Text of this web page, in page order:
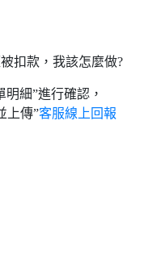
扣款，我該怎麼做?
細”進行確認，
上傳”客服線上回報